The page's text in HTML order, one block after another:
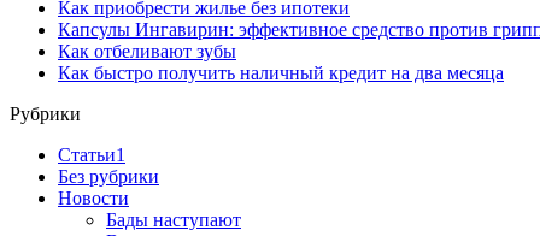
Как приобрести жилье без ипотеки
Капсулы Ингавирин: эффективное средство против
Как отбеливают зубы
Как быстро получить наличный кредит на два месяца
Рубрики
Cтатьи1
Без рубрики
Новости
Бады наступают